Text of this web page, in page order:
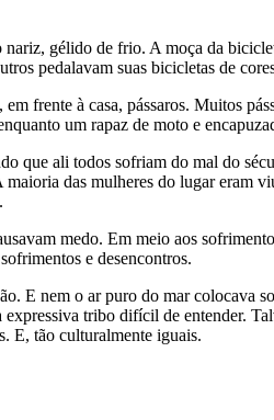
gélido de frio. A moça da
pedalavam suas bicicletas de
frente à casa, pássaros. Muitos
um rapaz de moto e
que ali todos sofriam do mal do
das mulheres do lugar eram
medo. Em meio aos
e desencontros.
E nem o ar puro do mar colocava
tribo difícil de entender.
E, tão culturalmente iguais.